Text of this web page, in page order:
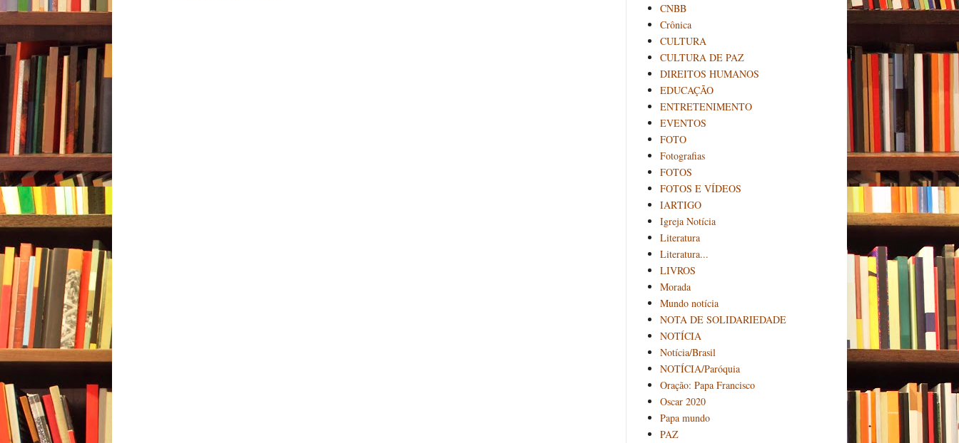
CNBB
Crônica
CULTURA
CULTURA DE PAZ
DIREITOS HUMANOS
EDUCAÇÃO
ENTRETENIMENTO
EVENTOS
FOTO
Fotografias
FOTOS
FOTOS E VÍDEOS
IARTIGO
Igreja Notícia
Literatura
Literatura...
LIVROS
Morada
Mundo notícia
NOTA DE SOLIDARIEDADE
NOTÍCIA
Notícia/Brasil
NOTÍCIA/Paróquia
Oração: Papa Francisco
Oscar 2020
Papa mundo
PAZ